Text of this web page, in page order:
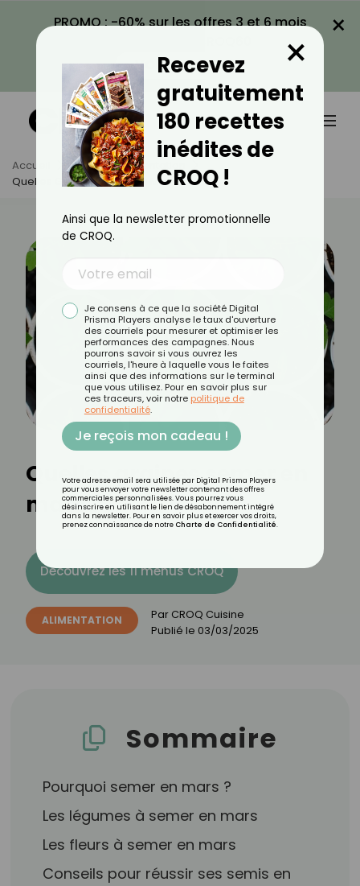
PROMO : -60% sur les offres 3 et 6 mois
VOIR LA PROMO
×
Accueil Actus
Alimentation
Quelles Graines Semer En Mars ?
Quelles graines semer en
mars ?
Découvrez les 11 menus CROQ
ALIMENTATION Par CROQ Cuisine
Publié le 03/03/2025
Sommaire
Pourquoi semer en mars ?
Les légumes à semer en mars
Les fleurs à semer en mars
Conseils pour réussir ses semis en
Recevez
gratuitement
180 recettes
inédites de
CROQ !
×
Ainsi que la newsletter promotionnelle
de CROQ.
Je consens à ce que la société Digital
Prisma Players analyse le taux d'ouverture
des courriels pour mesurer et optimiser les
performances des campagnes. Nous
pourrons savoir si vous ouvrez les
courriels, l'heure à laquelle vous le faites
ainsi que des informations sur le terminal
que vous utilisez. Pour en savoir plus sur
ces traceurs, voir notre politique de
confidentialité.
Je reçois mon cadeau !
Votre adresse email sera utilisée par Digital Prisma Players
pour vous envoyer votre newsletter contenant des offres
commerciales personnalisées. Vous pourrez vous
désinscrire en utilisant le lien de désabonnement intégré
dans la newsletter. Pour en savoir plus et exercer vos droits,
prenez connaissance de notre Charte de Confidentialité.